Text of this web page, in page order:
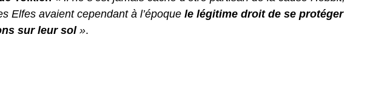
Elfes avaient cependant à l’époque le légitime droit de se protéger
sur leur sol».